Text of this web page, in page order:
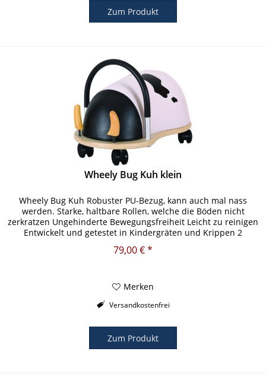
Zum Produkt
Wheely Bug Kuh klein
Wheely Bug Kuh Robuster PU-Bezug, kann auch mal nass
werden. Starke, haltbare Rollen, welche die Böden nicht
zerkratzen Ungehinderte Bewegungsfreiheit Leicht zu reinigen
Entwickelt und getestet in Kindergräten und Krippen 2
79,00 € *
Merken
Versandkostenfrei
Zum Produkt